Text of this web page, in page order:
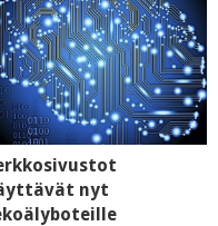
nyt